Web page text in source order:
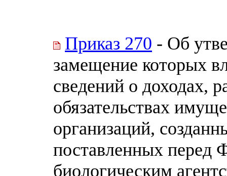
Приказ 270 - Об
замещение которых
сведений о доходах,
обязательствах
организаций,
поставленных перед
биологическим